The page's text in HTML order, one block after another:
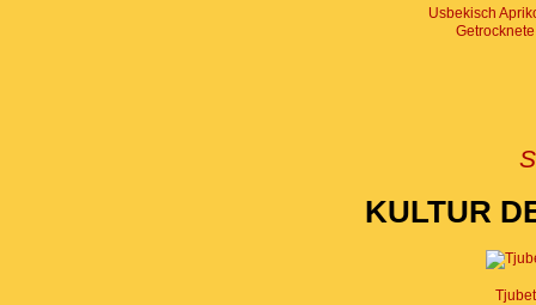
Usbekisch
KULTUR